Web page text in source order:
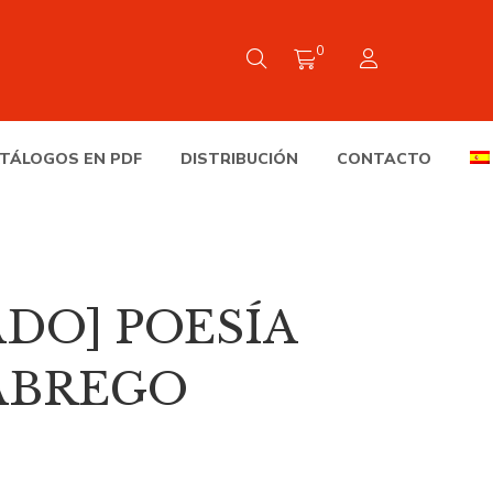
0
EN PDF DISTRIBUCIÓN CONTACTO
POESÍA